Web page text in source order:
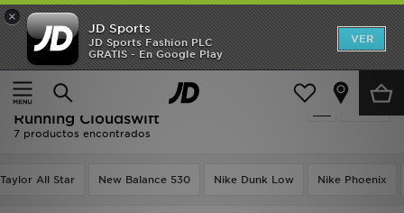
×
JD Sports
JD Sports Fashion PLC
GRATIS - En Google Play
VER
Página principal
Niños Calzado infantil (tallas 28-35)
Calzado infantil (tallas 28-35) - On
Running Cloudswift
7 productos encontrados
All Star New Balance 530 Nike Dunk Low Nike Phoenix
Hombre
Mujer
Niños